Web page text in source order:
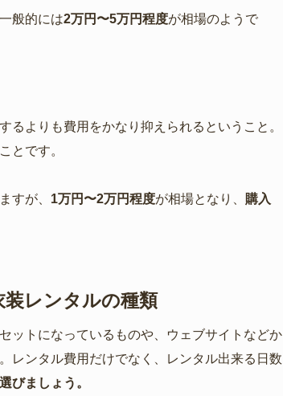
般的には2万円〜5万円程度が相場のようで
るよりも費用をかなり抑えられるということ。
とです。
すが、 1万円〜2万円程度が相場となり、 購入
レンタルの種類
ットになっているものや、ウェブサイトなどか
レンタル費用だけでなく、レンタル出来る日数
びましょう。